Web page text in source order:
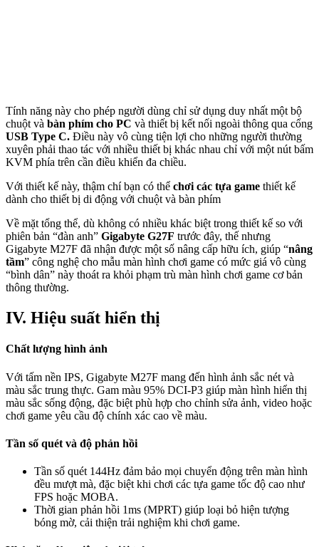
Tính năng này cho phép người dùng chỉ sử dụng duy nhất một bộ
chuột và bàn phím cho PC và thiết bị kết nối ngoài thông qua cổng
USB Type C. Điều này vô cùng tiện lợi cho những người thường
xuyên phải thao tác với nhiều thiết bị khác nhau chỉ với một nút bấm
KVM phía trên cần điều khiển đa chiều.
Với thiết kế này, thậm chí bạn có thể chơi các tựa game thiết kế
dành cho thiết bị di động với chuột và bàn phím
Về mặt tổng thể, dù không có nhiều khác biệt trong thiết kế so với
phiên bản “đàn anh” Gigabyte G27F trước đây, thế nhưng
Gigabyte M27F đã nhận được một số nâng cấp hữu ích, giúp “nâng
tầm” công nghệ cho mẫu màn hình chơi game có mức giá vô cùng
“bình dân” này thoát ra khỏi phạm trù màn hình chơi game cơ bản
thông thường.
IV. Hiệu suất hiển thị
Chất lượng hình ảnh
Với tấm nền IPS, Gigabyte M27F mang đến hình ảnh sắc nét và
màu sắc trung thực. Gam màu 95% DCI-P3 giúp màn hình hiển thị
màu sắc sống động, đặc biệt phù hợp cho chỉnh sửa ảnh, video hoặc
chơi game yêu cầu độ chính xác cao về màu.
Tần số quét và độ phản hồi
Tần số quét 144Hz đảm bảo mọi chuyển động trên màn hình
đều mượt mà, đặc biệt khi chơi các tựa game tốc độ cao như
FPS hoặc MOBA.
Thời gian phản hồi 1ms (MPRT) giúp loại bỏ hiện tượng
bóng mờ, cải thiện trải nghiệm khi chơi game.